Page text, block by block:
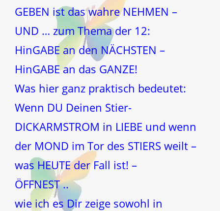
GEBEN ist das wahre NEHMEN –
UND … zum Thema der 12:
HinGABE an den NÄCHSTEN –
HinGABE an das GANZE!
Was hier ganz praktisch bedeutet:
Wenn DU Deinen Stier-
DICKARMSTROM in LIEBE und wenn
der MOND im Tor des STIERS weilt –
was HEUTE der Fall ist! –
ÖFFNEST ..
wie ich es Dir zeige sowohl in